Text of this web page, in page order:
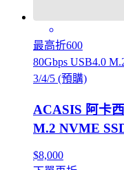
最高折600
80Gbps USB4.0
3/4/5 (預購)
ACASIS 阿卡
M.2 NVME
$8,000